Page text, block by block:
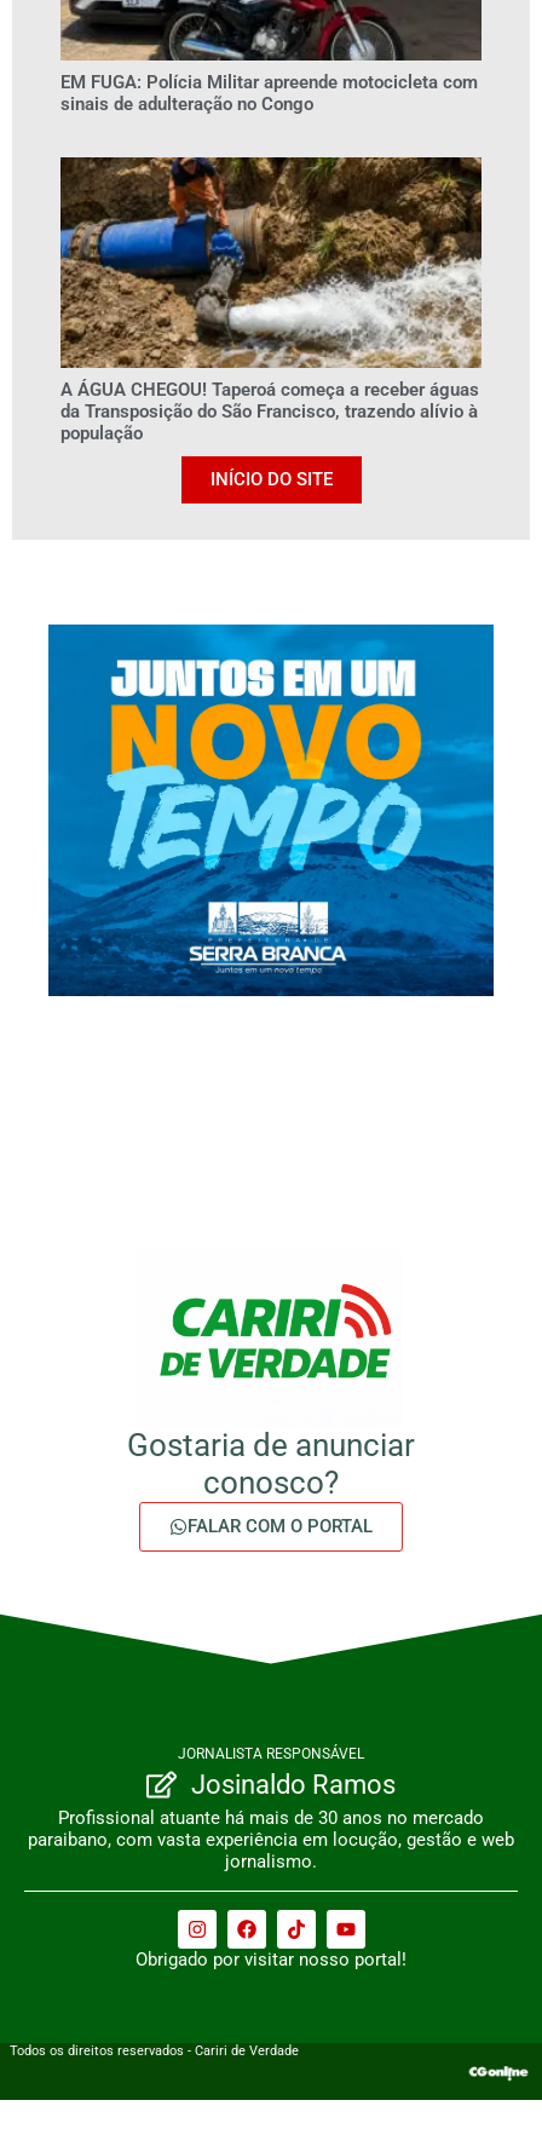
EM FUGA: Polícia Militar apreende motocicleta com
sinais de adulteração no Congo
A ÁGUA CHEGOU! Taperoá começa a receber águas
da Transposição do São Francisco, trazendo alívio à
população
INÍCIO DO SITE
Gostaria de anunciar
conosco?
FALAR COM O PORTAL
JORNALISTA RESPONSÁVEL
Josinaldo Ramos
Profissional atuante há mais de 30 anos no mercado
paraibano, com vasta experiência em locução, gestão e web
jornalismo.
Obrigado por visitar nosso portal!
Todos os direitos reservados - Cariri de Verdade